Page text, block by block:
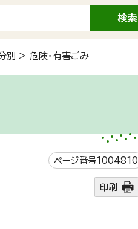
別 > 危険・有害ごみ
ページ番号1004810
印刷